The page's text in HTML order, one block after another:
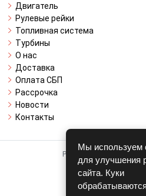
Двигатель
Рулевые рейки
Топливная система
Турбины
О нас
Доставка
Оплата СБП
Рассрочка
Новости
Контакты
Работает на системе
CARRO.
Полная
Мы используем
для улучшения
сайта. Куки